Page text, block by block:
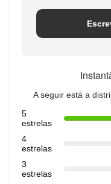
A seguir está a
5
estrelas
4
estrelas
3
estrelas